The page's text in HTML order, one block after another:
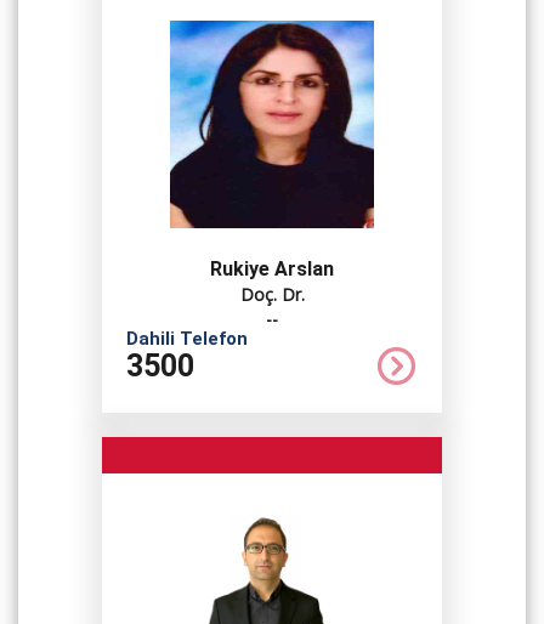
Rukiye Arslan
Doç. Dr.
--
Dahili Telefon
3500